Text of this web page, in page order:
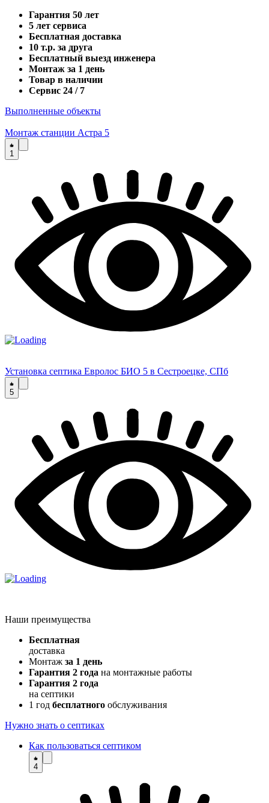
Гарантия 50 лет
5 лет сервиса
Бесплатная доставка
10 т.р. за друга
Бесплатный выезд инженера
Монтаж за 1 день
Товар в наличии
Сервис 24 / 7
Выполненные объекты
Монтаж станции Астра 5
1
Установка септика Евролос БИО 5 в Сестроецке, СПб
5
Наши преимущества
Бесплатная
доставка
Монтаж за 1 день
Гарантия 2 года на монтажные работы
Гарантия 2 года
на септики
1 год бесплатного обслуживания
Нужно знать о септиках
Как пользоваться септиком
4